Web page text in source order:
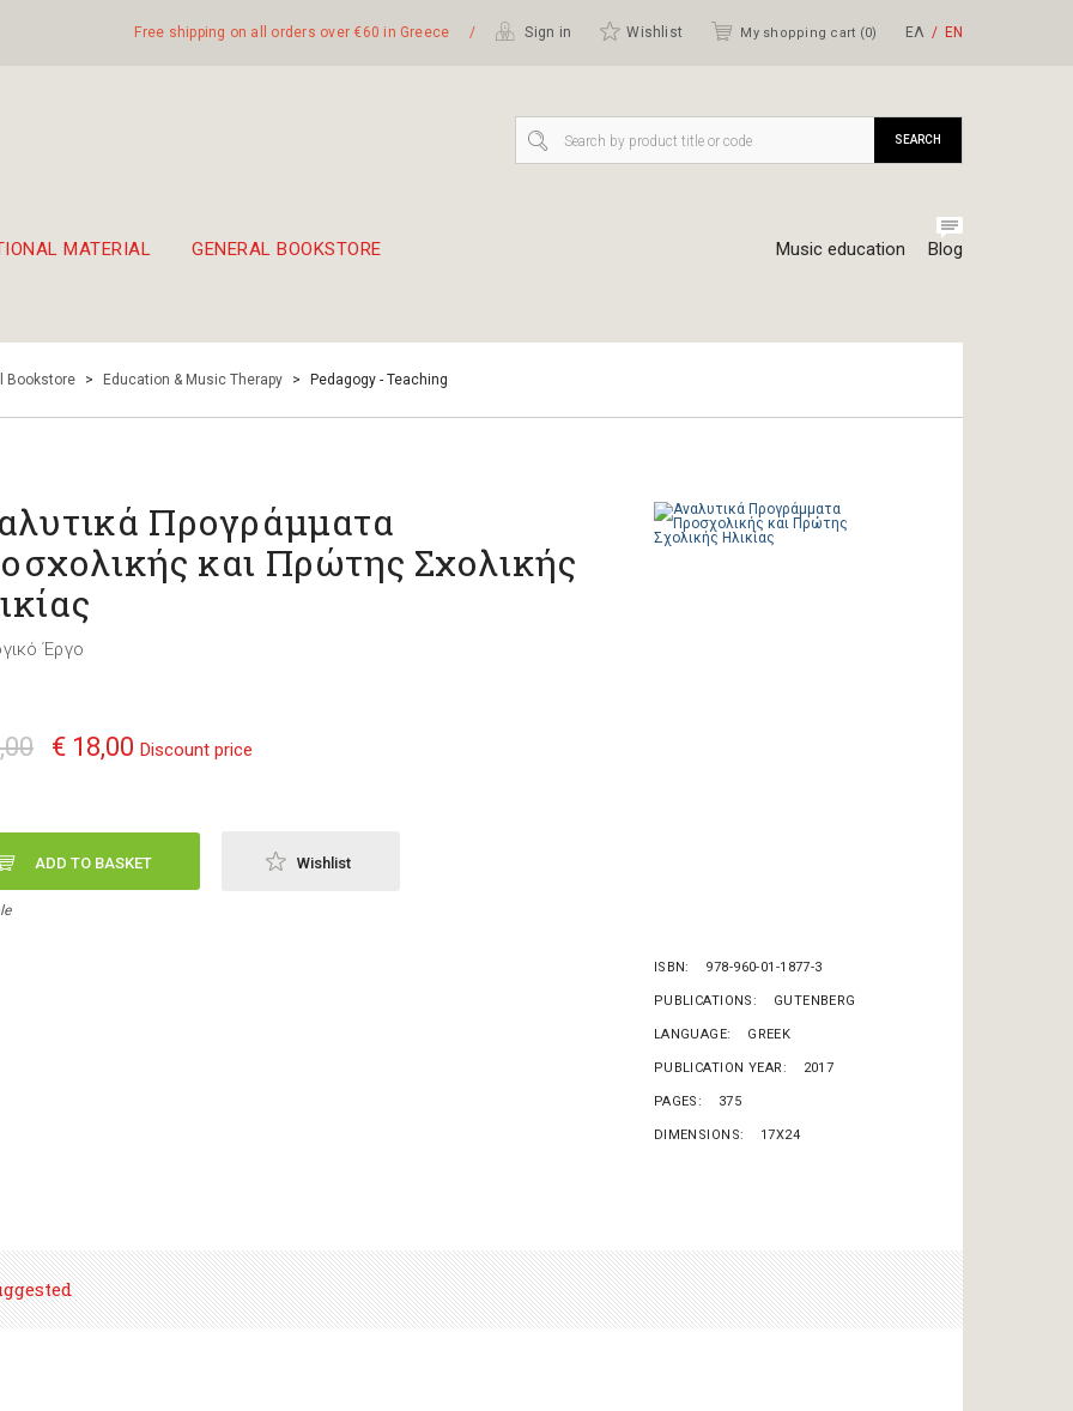
Free shipping on all orders over €60 in Greece / Sign in Wishlist My shopping cart (0) ΕΛ ΕΝ
MATERIAL GENERAL BOOKSTORE Music education Blog
SEARCH
Bookstore > Education & Music Therapy > Pedagogy - Teaching
Προγράμματα
και Πρώτης Σχολικής
Έργο
€ 18,00 Discount price
ADD TO BASKET Wishlist
ISBN 978-960-01-1877-3
PUBLICATIONS GUTENBERG
LANGUAGE GREEK
PUBLICATION YEAR 2017
PAGES 375
DIMENSIONS 17X24